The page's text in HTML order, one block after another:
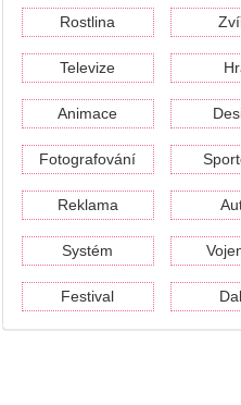
Rostlina
Televize
Animace
Fotografování
Reklama
Systém
Festival